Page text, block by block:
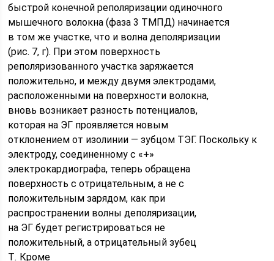
быстрой конечной реполяризации одиночного
мышечного волокна (фаза 3 ТМПД) начинается
в том же участке, что и волна деполяризации
(рис. 7, г). При этом поверхность
реполяризованного участка заряжается
положительно, и между двумя электродами,
расположенными на поверхности волокна,
вновь возникает разность потенциалов,
которая на ЭГ проявляется новым
отклонением от изолинии — зубцом ТЭГ. Поскольку к
электроду, соединенному с «+»
электрокардиографа, теперь обращена
поверхность с отрицательным, а не с
положительным зарядом, как при
распространении волны деполяризации,
на ЭГ будет регистрироваться не
положительный, а отрицательный зубец
Т. Кроме